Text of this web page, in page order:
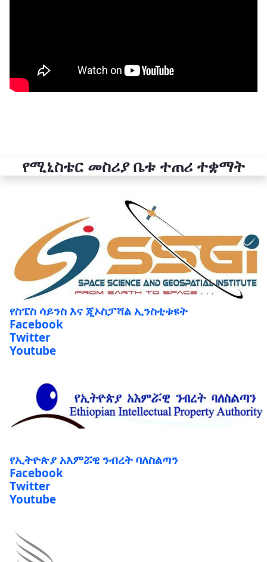
የሚኒስቴር መስሪያ ቤቱ ተጠሪ ተቋማት
የስፔስ ሳይንስ እና ጂኦስፓሻል ኢንስቲቱዩት
Facebook
Twitter
Youtube
የኢትዮጵያ አእምሯዊ ንብረት ባለስልጣን
Facebook
Twitter
Youtube